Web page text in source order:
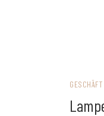
GESCHÄFT